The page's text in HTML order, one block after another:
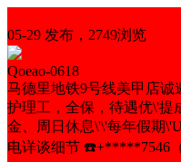
05-29 发布，2749浏览
Qoeao-0618
马德里地铁9号线美甲店诚
护理工，全保，待遇优\'提
金、周日休息\'\'每年假期
电详谈细节 ☎️+*****7546（